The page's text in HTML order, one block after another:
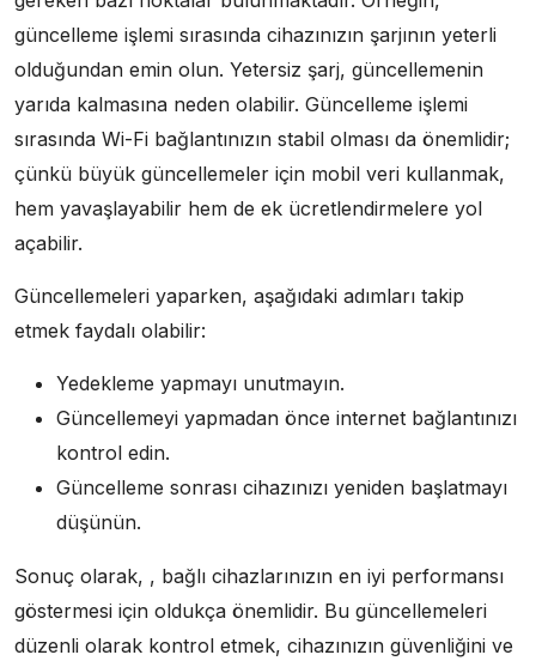
güncelleme işlemi sırasında cihazınızın şarjının yeterli
olduğundan emin olun. Yetersiz şarj, güncellemenin
yarıda kalmasına neden olabilir. Güncelleme işlemi
sırasında Wi-Fi bağlantınızın stabil olması da önemlidir;
çünkü büyük güncellemeler için mobil veri kullanmak,
hem yavaşlayabilir hem de ek ücretlendirmelere yol
açabilir.
Güncellemeleri yaparken, aşağıdaki adımları takip
etmek faydalı olabilir:
Yedekleme yapmayı unutmayın.
Güncellemeyi yapmadan önce internet bağlantınızı
kontrol edin.
Güncelleme sonrası cihazınızı yeniden başlatmayı
düşünün.
Sonuç olarak, , bağlı cihazlarınızın en iyi performansı
göstermesi için oldukça önemlidir. Bu güncellemeleri
düzenli olarak kontrol etmek, cihazınızın güvenliğini ve